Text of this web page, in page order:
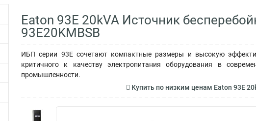
Eaton 93E 20kVA Источник
93E20KMBSB
ИБП серии 93Е сочетают компактные размеры и высокую
критичного к качеству электропитания оборудования в
промышленности.
Купить по низким ценам Eaton 93E